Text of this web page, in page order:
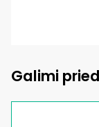
Galimi